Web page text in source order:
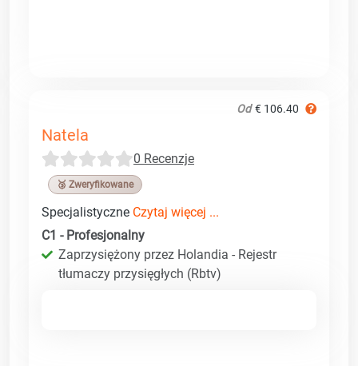
Od € 106.40
Natela
0 Recenzje
🥉 Zweryfikowane
Specjalistyczne Czytaj więcej ...
C1 - Profesjonalny
Zaprzysiężony przez Holandia - Rejestr
tłumaczy przysięgłych (Rbtv)